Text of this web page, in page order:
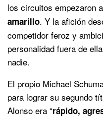
los circuitos empezaron
amarillo. Y la afición
competidor feroz y
personalidad fuera de
nadie.
El propio Michael
para lograr su segundo
Alonso era “rápido,